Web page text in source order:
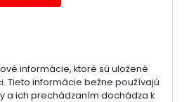
informácie, ktoré sú uložené
Tieto informácie bežne používajú
a ich prechádzaním dochádza k